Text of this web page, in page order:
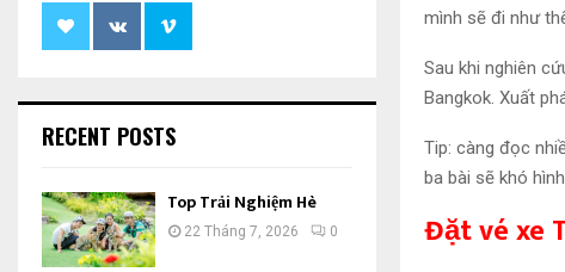
mình sẽ đi như
Sau khi nghiên
Bangkok. Xuất
Tip: càng đọc
ba bài sẽ khó
Đặt vé xe
RECENT POSTS
Top Trải Nghiệm Hè
22 Tháng 7, 2026 0